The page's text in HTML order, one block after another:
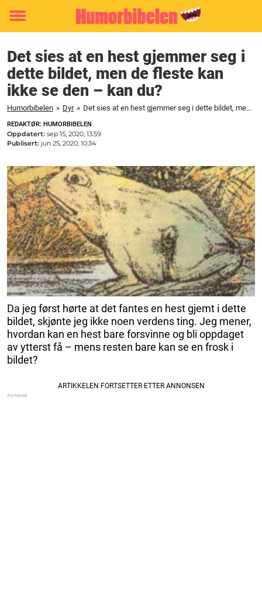
Toggle
Det sies at en hest gjemmer seg i
dette bildet, men de fleste kan
ikke se den – kan du?
Humorbibelen » Dyr » Det sies at en hest gjemmer seg i dette bildet, men de fleste kan ikke se den – kan du?
REDAKTØR: HUMORBIBELEN
Oppdatert: sep 15, 2020, 13:59
Publisert: jun 25, 2020, 10:34
Da jeg først hørte at det fantes en hest gjemt i dette
bildet, skjønte jeg ikke noen verdens ting. Jeg mener,
hvordan kan en hest bare forsvinne og bli oppdaget
av ytterst få – mens resten bare kan se en frosk i
bildet?